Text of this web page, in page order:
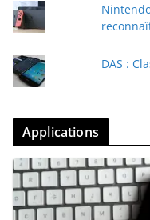
DAS :
Applications